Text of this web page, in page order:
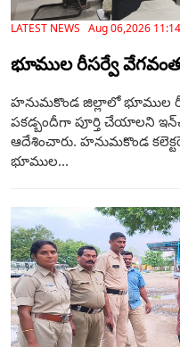
LATEST NEWS Aug 06,2026
భూముల రీసర్వే
హనుమకొండ జిల్లాలో భూముల
పకడ్బందీగా పూర్తి చేయాలని
ఆదేశించారు. హనుమకొండ
భూముల...